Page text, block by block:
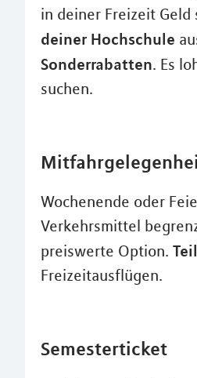
in deiner Freizeit
deiner Hochschule
Sonderrabatten. Es
suchen.
Wochenende oder
Verkehrsmittel
preiswerte Option.
Freizeitausflügen.
Semesterticket